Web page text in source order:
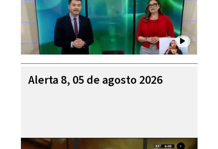
Alerta 8, 05 de agosto 2026